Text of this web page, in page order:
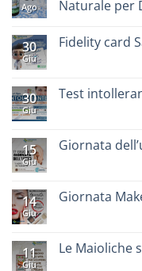
Ago
Naturale per
30
Giu
Fidelity card
30
Giu
Test
15
Giu
Giornata
14
Giu
Giornata
11
Giu
Le Maioliche